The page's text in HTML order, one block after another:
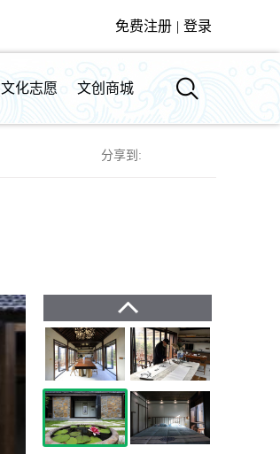
免费注册 | 登录
文化志愿 文创商城
分享到: